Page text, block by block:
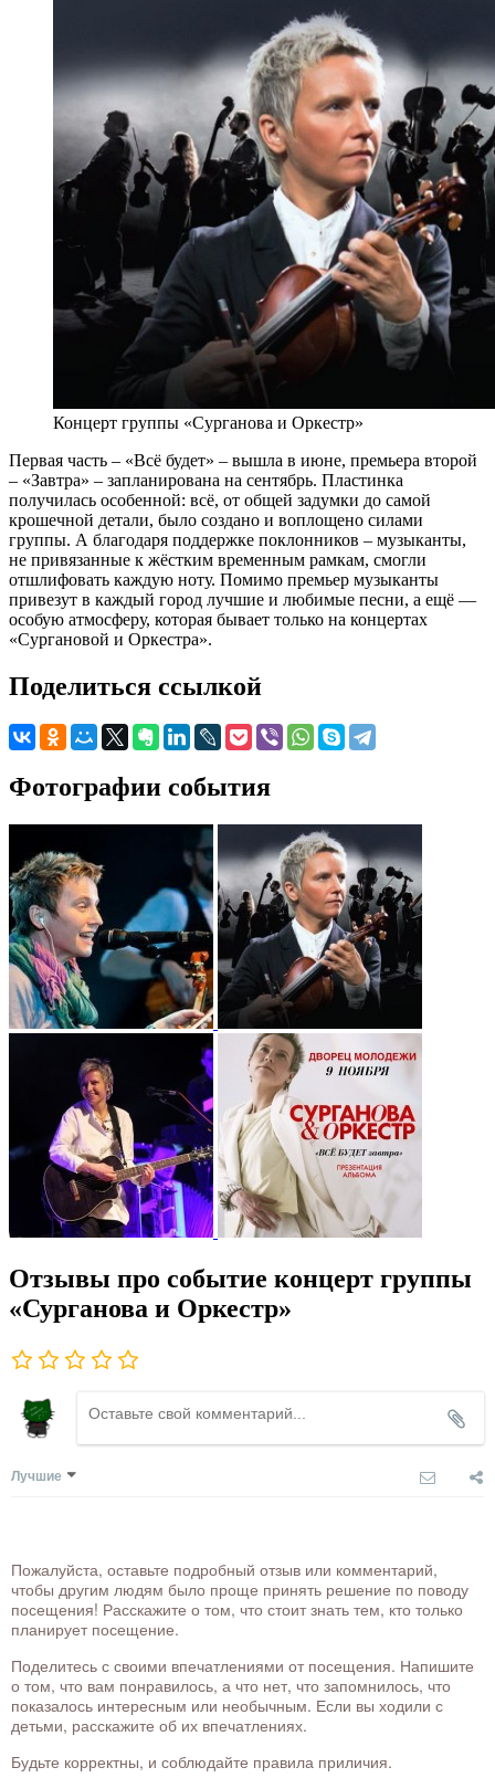
Концерт группы «Сурганова и Оркестр»
Первая часть – «Всё будет» – вышла в июне, премьера второй
– «Завтра» – запланирована на сентябрь. Пластинка
получилась особенной: всё, от общей задумки до самой
крошечной детали, было создано и воплощено силами
группы. А благодаря поддержке поклонников – музыканты,
не привязанные к жёстким временным рамкам, смогли
отшлифовать каждую ноту. Помимо премьер музыканты
привезут в каждый город лучшие и любимые песни, а ещё —
особую атмосферу, которая бывает только на концертах
«Сургановой и Оркестра».
Поделиться ссылкой
Фотографии события
Отзывы про событие концерт группы
«Сурганова и Оркестр»
Лучшие
Пожалуйста, оставьте подробный отзыв или комментарий,
чтобы другим людям было проще принять решение по поводу
посещения! Расскажите о том, что стоит знать тем, кто только
планирует посещение.
Поделитесь с своими впечатлениями от посещения. Напишите
о том, что вам понравилось, а что нет, что запомнилось, что
показалось интересным или необычным. Если вы ходили с
детьми, расскажите об их впечатлениях.
Будьте корректны, и соблюдайте правила приличия.